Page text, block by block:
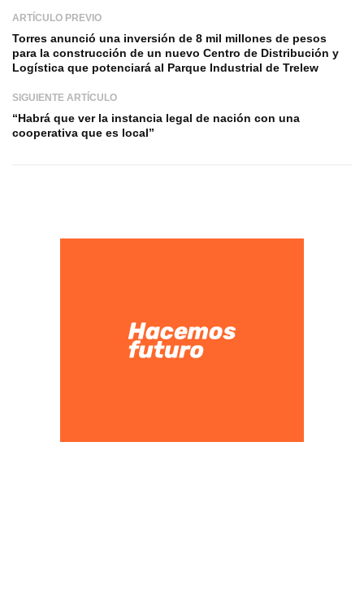
ARTÍCULO PREVIO
Torres anunció una inversión de 8 mil millones de pesos
para la construcción de un nuevo Centro de Distribución y
Logística que potenciará al Parque Industrial de Trelew
SIGUIENTE ARTÍCULO
“Habrá que ver la instancia legal de nación con una
cooperativa que es local”